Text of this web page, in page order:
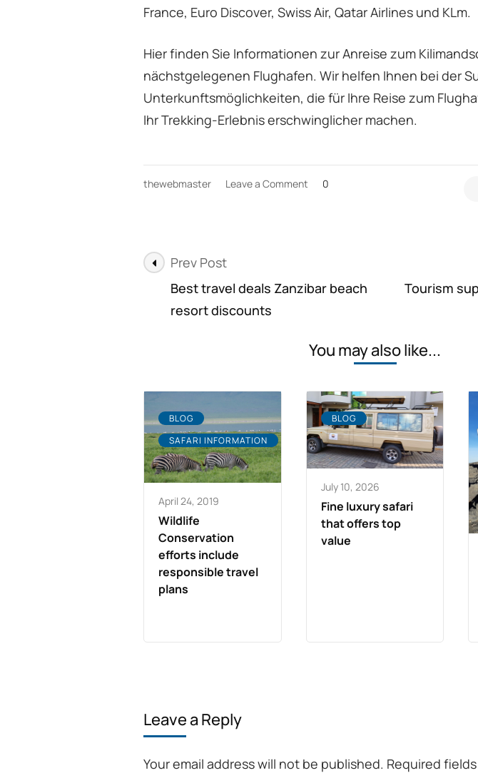
France, Euro Discover, Swiss Air, Qatar Airlines und KLm.
Hier finden Sie Informationen zur Anreise zum
nächstgelegenen Flughafen. Wir helfen Ihnen bei der
Unterkunftsmöglichkeiten, die für Ihre Reise zum
Ihr Trekking-Erlebnis erschwinglicher machen.
thewebmaster Leave a Comment
Kilimandscharo
0
Post
Navigation
Prev Post
Best travel deals Zanzibar beach
resort discounts
Tourism
You may also like...
BLOG
SAFARI INFORMATION
April 24, 2019
Wildlife
Conservation
efforts include
responsible travel
plans
BLOG
July 10, 2026
Fine luxury safari
that offers top
value
Leave a Reply
Your email address will not be published. Required